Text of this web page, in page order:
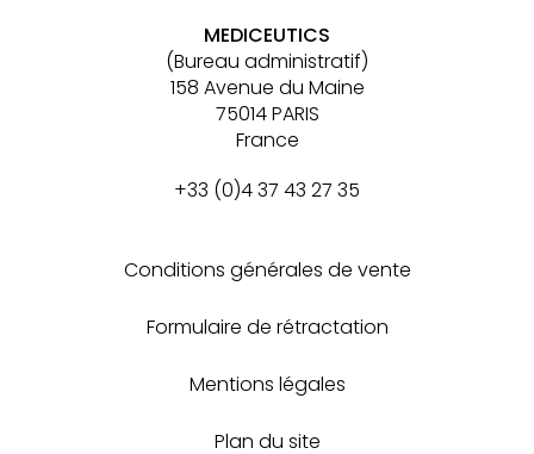
MEDICEUTICS
(Bureau administratif)
158 Avenue du Maine
75014 PARIS
France
+33 (0)4 37 43 27 35
Conditions générales de vente
Formulaire de rétractation
Mentions légales
Plan du site